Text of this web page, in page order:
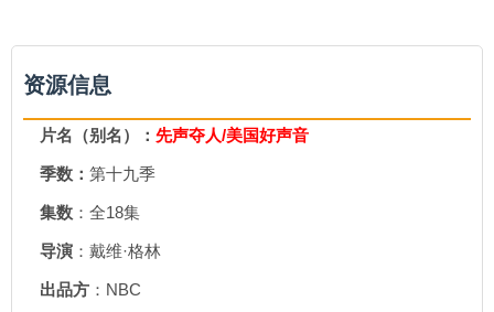
资源信息
片名（别名）： 先声夺人/美国好声音
季数： 第十九季
集数 ：全18集
导演 ：戴维·格林
出品方 ：NBC